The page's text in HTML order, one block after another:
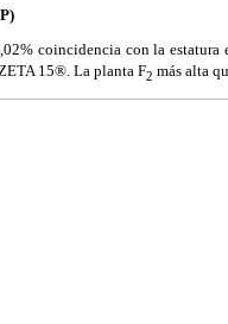
coinci­dencia con la estatura
15®. La planta F2 más alta